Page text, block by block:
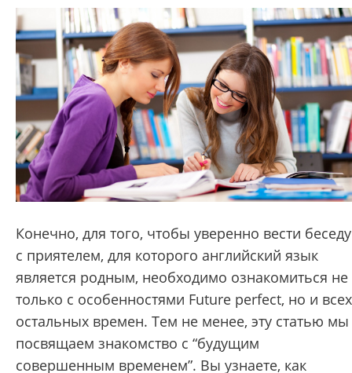
Конечно, для того, чтобы уверенно вести беседу
с приятелем, для которого английский язык
является родным, необходимо ознакомиться не
только с особенностями Future perfect, но и всех
остальных времен. Тем не менее, эту статью мы
посвящаем знакомство с “будущим
совершенным временем”. Вы узнаете, как